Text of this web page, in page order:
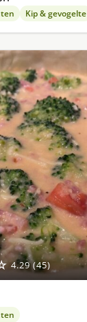
Kip & gevogelte
4.29 (45)